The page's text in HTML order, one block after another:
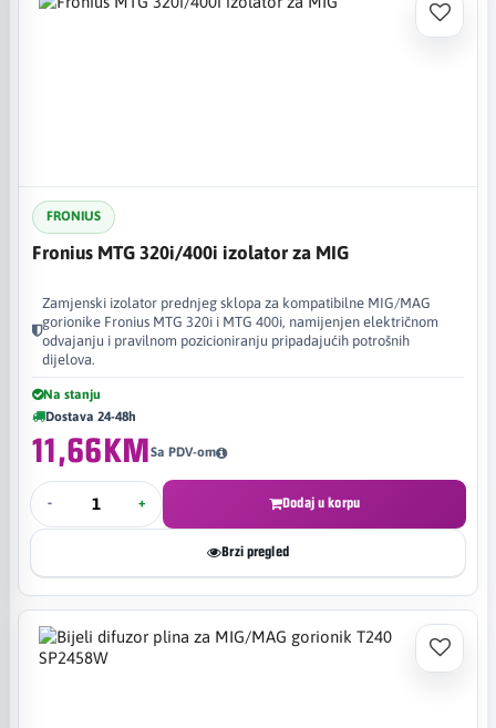
FRONIUS
Fronius MTG 320i/400i izolator za MIG
Zamjenski izolator prednjeg sklopa za kompatibilne MIG/MAG
gorionike Fronius MTG 320i i MTG 400i, namijenjen električnom
odvajanju i pravilnom pozicioniranju pripadajućih potrošnih
dijelova.
Na stanju
Dostava 24-48h
11,66KMSa PDV-om
- + Dodaj u korpu
Brzi pregled